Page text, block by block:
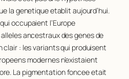
la genetique etablit aujourd’hui.
occupaient l’Europe
ancestrauxdes genes de
: les variants qui produisent
modernes n’existaient
La pigmentation foncee etait